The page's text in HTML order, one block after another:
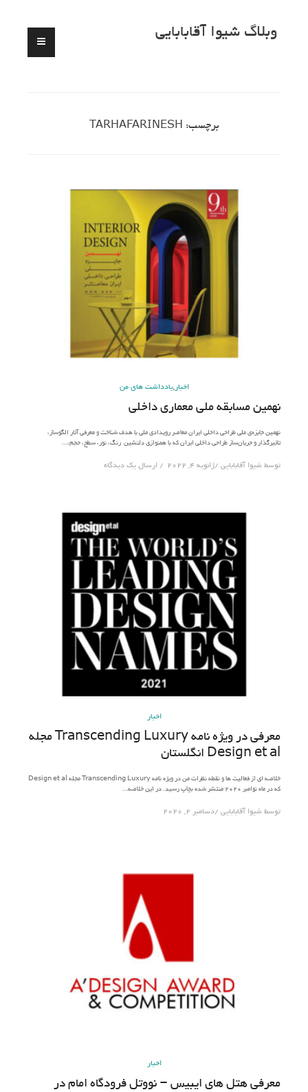
وبلاگ شیوا آقابابایی
برچسب: TARHAFARINESH
اخبار,یادداشت های من
نهمین مسابقه ملی معماری داخلی
نهمین جایزه‌ی ملی طراحی داخلی ایران معاصر رویدادی ملی با هدف شناخت و معرفی آثار الگوساز،
تاثیرگذار و جریان‌ساز طراحی داخلی ایران که با همنوازی دلنشین رنگ، نور، سطح، حجم،…
توسط شیوا آقابابایی ژانویه 4, 2022 ارسال یک دیدگاه
اخبار
معرفی در ویژه نامه Transcending Luxury مجله
Design et al انگلستان
خلاصه ای از فعالیت ها و نقطه نظرات من در ویژه نامه Transcending Luxury مجله Design et al
که در ماه نوامبر ۲۰۲۰ منتشر شده بچاپ رسید. در این خلاصه…
توسط شیوا آقابابایی دسامبر 2, 2020
اخبار
معرفی هتل های ایبیس – نووتل فرودگاه امام در